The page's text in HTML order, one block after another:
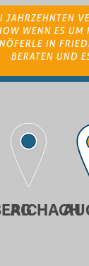
JAHRZEHNTEN
WENN ES UM
IN
BERATEN UND
AICHACH